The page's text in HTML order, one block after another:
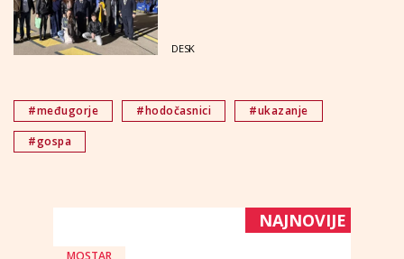
DESK
#međugorje #hodočasnici
#ukazanje
#gospa
NAJNOVIJE
MOSTAR